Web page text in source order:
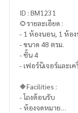
ID : BM1231
🌻รายละเอียด :
- 1 ห้องนอน, 1 ห้อง
- ขนาด 48 ตรม.
- ชั้น 4
- เฟอร์นิเจอร์และเ
🔶Facilities :
- โถงต้อนรับ
- ห้องจดหมาย